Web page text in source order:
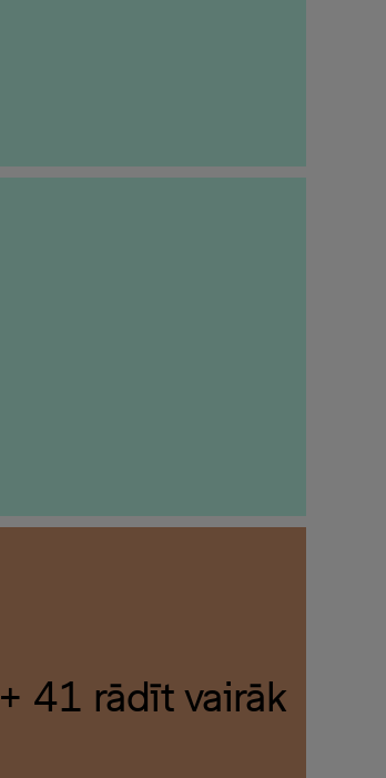
+ 41 rādīt vairāk